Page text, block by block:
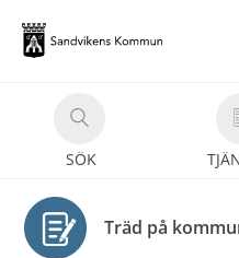
till
tjänster
Sandvikens
kommun
SÖK
Träd på